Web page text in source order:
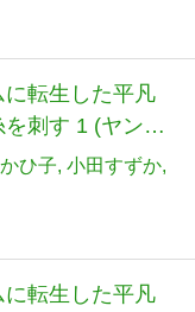
転生した平凡
刺す 1 (ヤング
ひ子 小田すずか
転生した平凡